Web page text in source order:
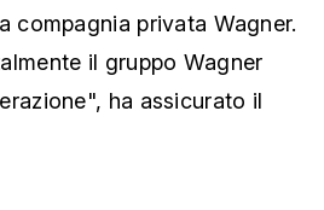
compagnia privata Wagner.
il gruppo Wagner
ha assicurato il